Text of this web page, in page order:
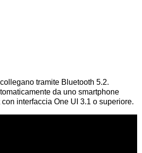
tramite Bluetooth 5.2.
da uno smartphone
interfaccia One UI 3.1 o superiore.